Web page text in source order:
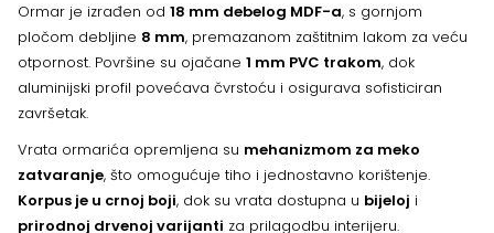
Ormar je izrađen od 18 mm debelog MDF-a, s gornjom
pločom debljine 8 mm, premazanom zaštitnim lakom za veću
otpornost. Površine su ojačane 1 mm PVC trakom, dok
aluminijski profil povećava čvrstoću i osigurava sofisticiran
završetak.
Vrata ormarića opremljena su mehanizmom za meko
zatvaranje, što omogućuje tiho i jednostavno korištenje.
Korpus je u crnoj boji, dok su vrata dostupna u bijeloj i
prirodnoj drvenoj varijanti za prilagodbu interijeru.